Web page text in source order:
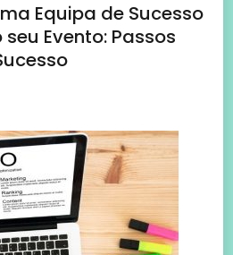
Equipa de Sucesso
Evento: Passos